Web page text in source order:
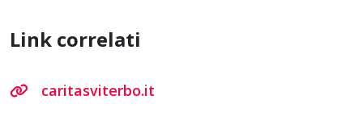
Link correlati
caritasviterbo.it